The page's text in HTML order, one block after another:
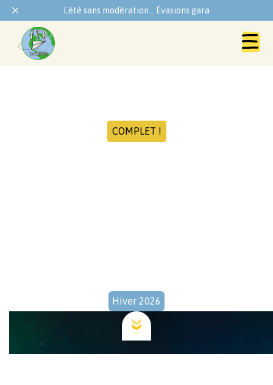
L'été sans modération... Évasions garanties !
COMPLET !
Hiver 2026